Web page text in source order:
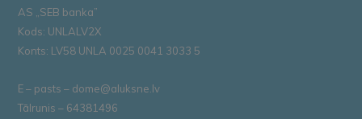
AS „SEB banka”
Kods: UNLALV2X
Konts: LV58 UNLA 0025 0041 3033 5
E – pasts – dome@aluksne.lv
Tālrunis – 64381496